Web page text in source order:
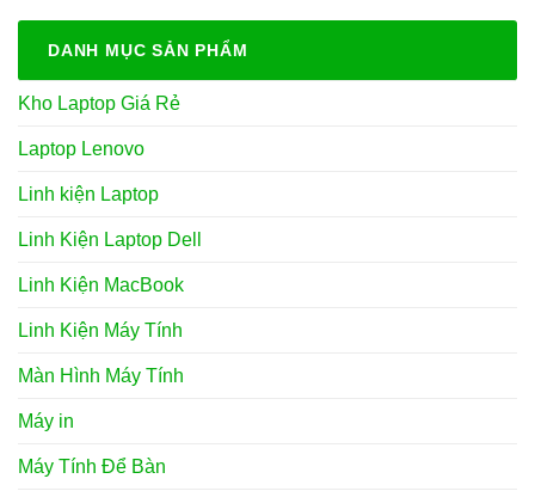
DANH MỤC SẢN PHẨM
Kho Laptop Giá Rẻ
Laptop Lenovo
Linh kiện Laptop
Linh Kiện Laptop Dell
Linh Kiện MacBook
Linh Kiện Máy Tính
Màn Hình Máy Tính
Máy in
Máy Tính Để Bàn